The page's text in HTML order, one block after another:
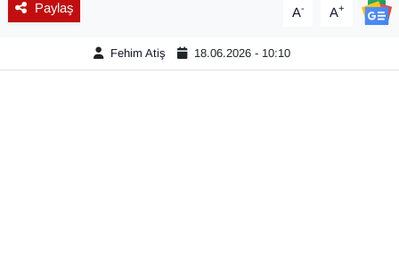
Paylaş A- A+
Fehim Atiş 18.06.2026 - 10:10
GENEL
Güncel